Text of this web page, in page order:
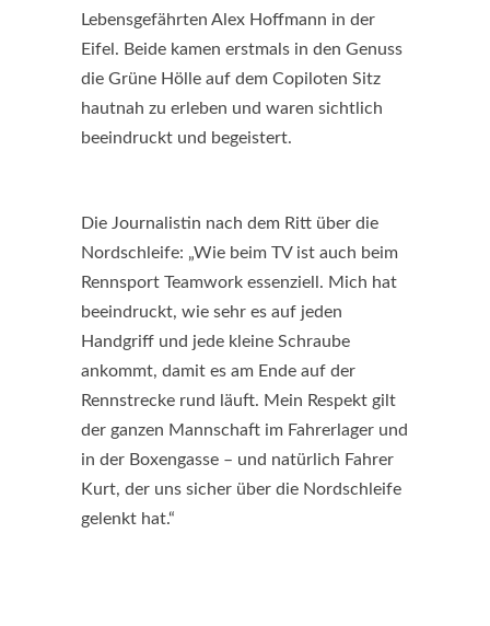
Lebensgefährten Alex Hoffmann in der
Eifel. Beide kamen erstmals in den Genuss
die Grüne Hölle auf dem Copiloten Sitz
hautnah zu erleben und waren sichtlich
beeindruckt und begeistert.
Die Journalistin nach dem Ritt über die
Nordschleife: „Wie beim TV ist auch beim
Rennsport Teamwork essenziell. Mich hat
beeindruckt, wie sehr es auf jeden
Handgriff und jede kleine Schraube
ankommt, damit es am Ende auf der
Rennstrecke rund läuft. Mein Respekt gilt
der ganzen Mannschaft im Fahrerlager und
in der Boxengasse – und natürlich Fahrer
Kurt, der uns sicher über die Nordschleife
gelenkt hat.“